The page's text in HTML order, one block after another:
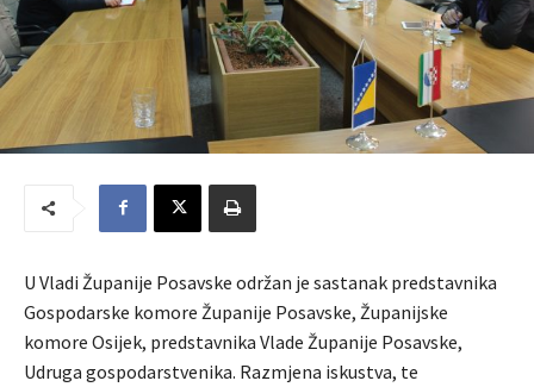
U Vladi Županije Posavske održan je sastanak predstavnika
Gospodarske komore Županije Posavske, Županijske
komore Osijek, predstavnika Vlade Županije Posavske,
Udruga gospodarstvenika. Razmjena iskustva, te